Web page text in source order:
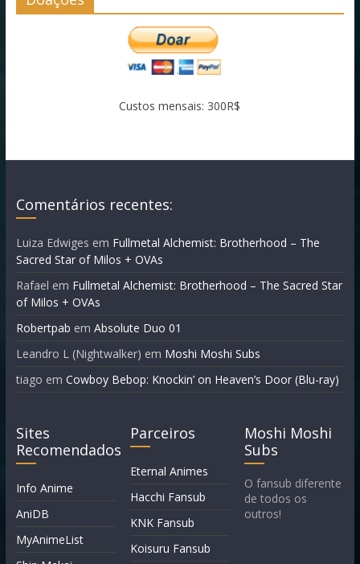
Custos mensais: 300R$
Comentários recentes:
Luiza Edwiges em Fullmetal Alchemist: Brotherhood – The
Sacred Star of Milos + OVAs
Rafael em Fullmetal Alchemist: Brotherhood – The Sacred Star
of Milos + OVAs
Robertpab em Absolute Duo 01
Leandro L (Nightwalker) em Moshi Moshi Subs
tiago em Cowboy Bebop: Knockin’ on Heaven’s Door (Blu-ray)
Sites
Recomendados
Info Anime
AniDB
MyAnimeList
Parceiros
Eternal Animes
Hacchi Fansub
KNK Fansub
Koisuru Fansub
Moshi Moshi
Subs
O fansub diferente
de todos os
outros!